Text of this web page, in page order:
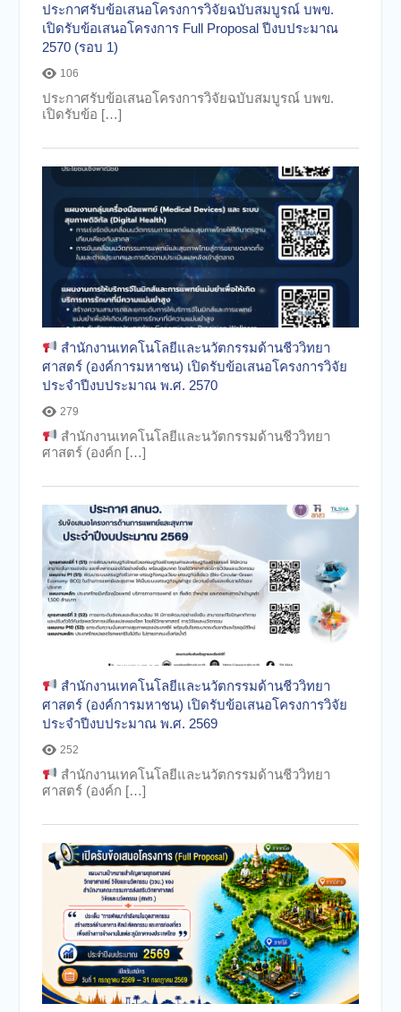
ประกาศรับข้อเสนอโครงการวิจัยฉบับสมบูรณ์ บพข.
เปิดรับข้อเสนอโครงการ Full Proposal ปีงบประมาณ
2570 (รอบ 1)
106
ประกาศรับข้อเสนอโครงการวิจัยฉบับสมบูรณ์ บพข.
เปิดรับข้อ […]
สำนักงานเทคโนโลยีและนวัตกรรมด้านชีววิทยา
ศาสตร์ (องค์การมหาชน) เปิดรับข้อเสนอโครงการวิจัย
ประจำปีงบประมาณ พ.ศ. 2570
279
สำนักงานเทคโนโลยีและนวัตกรรมด้านชีววิทยา
ศาสตร์ (องค์ก […]
สำนักงานเทคโนโลยีและนวัตกรรมด้านชีววิทยา
ศาสตร์ (องค์การมหาชน) เปิดรับข้อเสนอโครงการวิจัย
ประจำปีงบประมาณ พ.ศ. 2569
252
สำนักงานเทคโนโลยีและนวัตกรรมด้านชีววิทยา
ศาสตร์ (องค์ก […]